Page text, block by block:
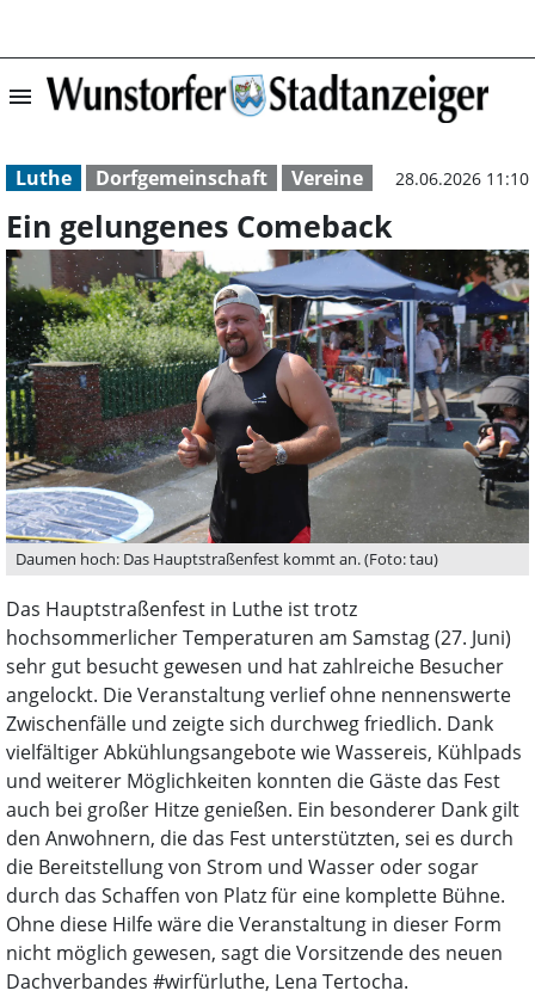
menu Ein gelungenes
Luthe Dorfgemeinschaft Vereine 28.06.2026 11:10
Ein gelungenes Comeback
Daumen hoch: Das Hauptstraßenfest kommt an. (Foto: tau)
Das Hauptstraßenfest in Luthe ist trotz
hochsommerlicher Temperaturen am Samstag (27. Juni)
sehr gut besucht gewesen und hat zahlreiche Besucher
angelockt. Die Veranstaltung verlief ohne nennenswerte
Zwischenfälle und zeigte sich durchweg friedlich. Dank
vielfältiger Abkühlungsangebote wie Wassereis, Kühlpads
und weiterer Möglichkeiten konnten die Gäste das Fest
auch bei großer Hitze genießen. Ein besonderer Dank gilt
den Anwohnern, die das Fest unterstützten, sei es durch
die Bereitstellung von Strom und Wasser oder sogar
durch das Schaffen von Platz für eine komplette Bühne.
Ohne diese Hilfe wäre die Veranstaltung in dieser Form
nicht möglich gewesen, sagt die Vorsitzende des neuen
Dachverbandes #wirfürluthe, Lena Tertocha.